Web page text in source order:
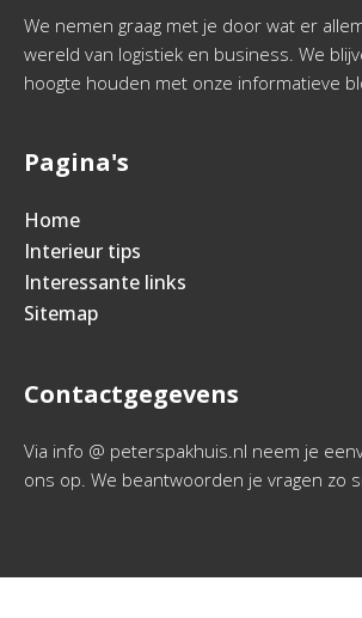
We nemen graag met je door wat er
wereld van logistiek en business. We
hoogte houden met onze informatieve
Pagina's
Home
Interieur tips
Interessante links
Sitemap
Contactgegevens
Via info @ peterspakhuis.nl neem je
ons op. We beantwoorden je vragen zo